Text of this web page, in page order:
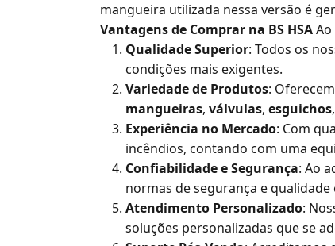
mangueira utilizada nessa versão é
Vantagens de Comprar na BS HSA
Qualidade Superior: Todos os
condições mais exigentes.
Variedade de Produtos:
mangueiras, válvulas, esguichos,
Experiência no Mercado: Com
incêndios, contando com uma
Confiabilidade e Segurança: Ao
normas de segurança e qualidade
Atendimento Personalizado:
soluções personalizadas que se